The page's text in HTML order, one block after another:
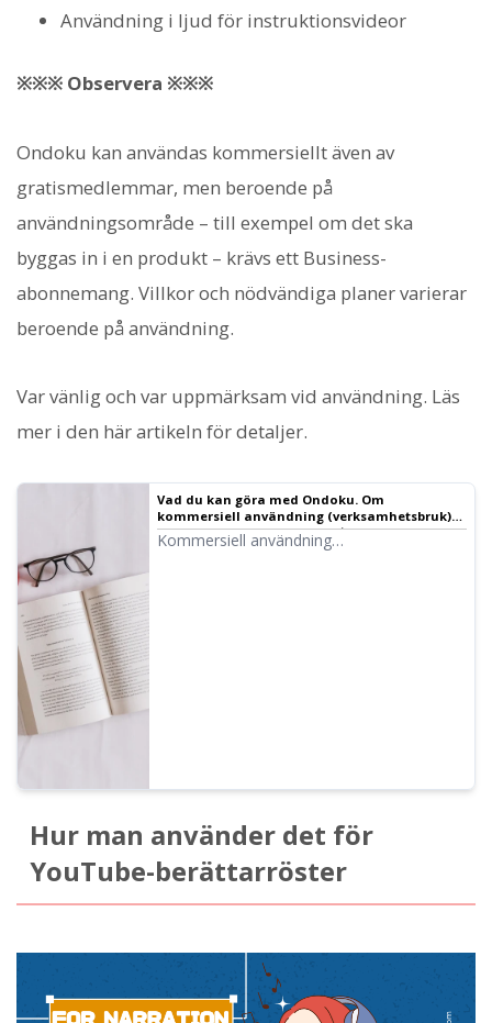
Användning i ljud för instruktionsvideor
※※※ Observera ※※※
Ondoku kan användas kommersiellt även av
gratismedlemmar, men beroende på
användningsområde – till exempel om det ska
byggas in i en produkt – krävs ett Business-
abonnemang. Villkor och nödvändiga planer varierar
beroende på användning.
Var vänlig och var uppmärksam vid användning. Läs
mer i den här artikeln för detaljer.
Vad du kan göra med Ondoku. Om
kommersiell användning (verksamhetsbruk)
och förbjudna handlingar. ｜ Text-till-tal-
programvara Ondoku
Kommersiell användning
Hur man använder det för
YouTube-berättarröster